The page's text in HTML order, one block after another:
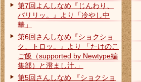
第7回よんしなめ『じんわり、
バリリッ。』より「冷やし中
華」
第6回さんしなめ『ショクショ
ク、トロッ。』より 「たけのこ
ご飯（supported by Newtype編
集部）と澄まし汁.」
第5回さんしなめ 『ショクショ